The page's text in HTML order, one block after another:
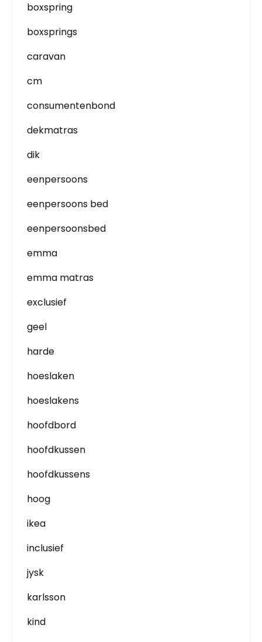
boxspring
boxsprings
caravan
cm
consumentenbond
dekmatras
dik
eenpersoons
eenpersoons bed
eenpersoonsbed
emma
emma matras
exclusief
geel
harde
hoeslaken
hoeslakens
hoofdbord
hoofdkussen
hoofdkussens
hoog
ikea
inclusief
jysk
karlsson
kind